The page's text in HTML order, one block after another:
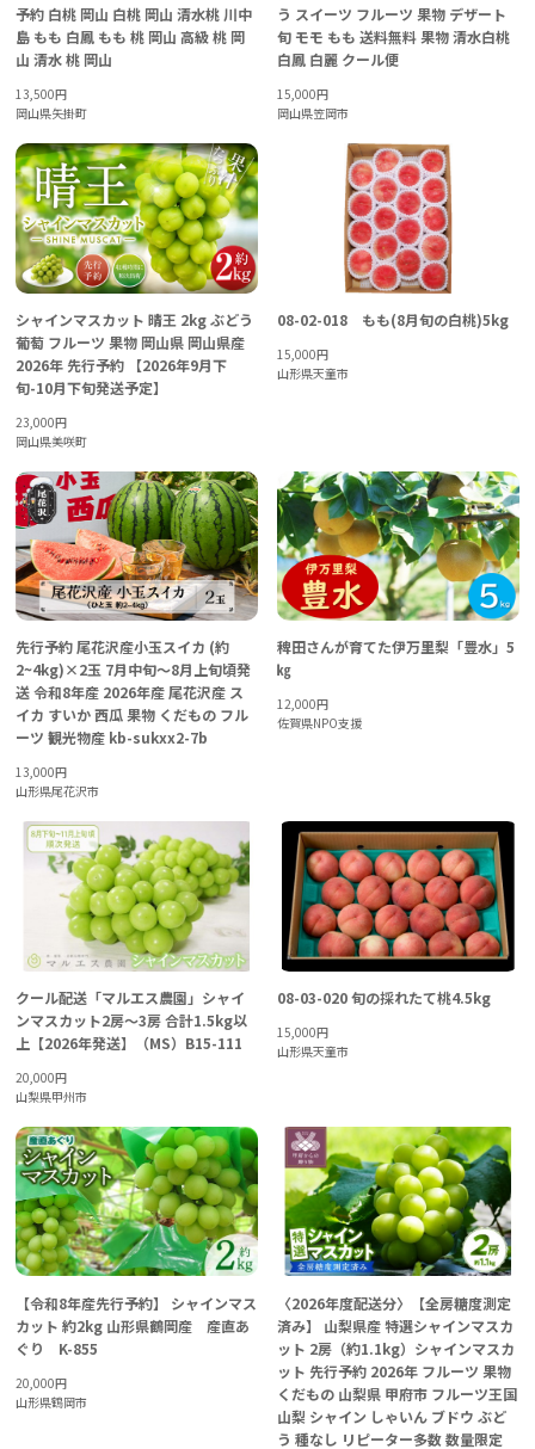
予約 白桃 岡山 白桃 岡山 清水桃 川中
島 もも 白鳳 もも 桃 岡山 高級 桃 岡
山 清水 桃 岡山
13,500円
岡山県矢掛町
う スイーツ フルーツ 果物 デザート
旬 モモ もも 送料無料 果物 清水白桃
白鳳 白麗 クール便
15,000円
岡山県笠岡市
シャインマスカット 晴王 2kg ぶどう
葡萄 フルーツ 果物 岡山県 岡山県産
2026年 先行予約 【2026年9月下
旬-10月下旬発送予定】
23,000円
岡山県美咲町
08-02-018 もも(8月旬の白桃)5kg
15,000円
山形県天童市
先行予約 尾花沢産小玉スイカ (約
2~4kg)×2玉 7月中旬～8月上旬頃発
送 令和8年産 2026年産 尾花沢産 ス
イカ すいか 西瓜 果物 くだもの フル
ーツ 観光物産 kb-sukxx2-7b
13,000円
山形県尾花沢市
稗田さんが育てた伊万里梨「豊水」5
㎏
12,000円
佐賀県NPO支援
クール配送「マルエス農園」シャイ
ンマスカット2房～3房 合計1.5kg以
上【2026年発送】（MS）B15-111
20,000円
山梨県甲州市
08-03-020 旬の採れたて桃4.5kg
15,000円
山形県天童市
【令和8年産先行予約】 シャインマス
カット 約2kg 山形県鶴岡産 産直あ
ぐり K-855
20,000円
山形県鶴岡市
〈2026年度配送分〉【全房糖度測定
済み】 山梨県産 特選シャインマスカ
ット 2房（約1.1kg）シャインマスカ
ット 先行予約 2026年 フルーツ 果物
くだもの 山梨県 甲府市 フルーツ王国
山梨 シャイン しゃいん ブドウ ぶど
う 種なし リピーター多数 数量限定